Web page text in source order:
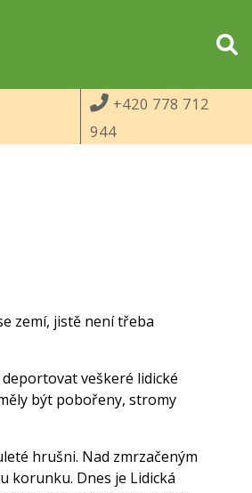
+420 778 712
944
zemí, jistě není třeba
veškeré lidické
být pobořeny, stromy
hrušni. Nad zmrzačeným
korunku. Dnes je Lidická